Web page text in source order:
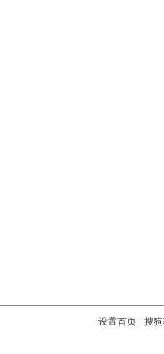
设置首页 - 搜